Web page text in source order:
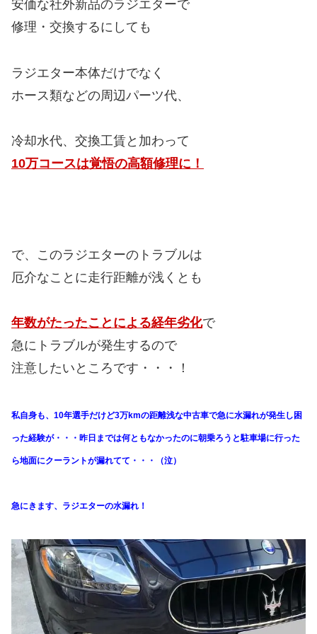
安価な社外新品のラジエターで
修理・交換するにしても
ラジエター本体だけでなく
ホース類などの周辺パーツ代、
冷却水代、交換工賃と加わって
10万コースは覚悟の高額修理に！
で、このラジエターのトラブルは
厄介なことに走行距離が浅くとも
年数がたったことによる経年劣化で
急にトラブルが発生するので
注意したいところです・・・！
私自身も、10年選手だけど3万kmの距離浅な中古車で急に水漏れが発生し困
った経験が・・・昨日までは何ともなかったのに朝乗ろうと駐車場に行った
ら地面にクーラントが漏れてて・・・（泣）
急にきます、ラジエターの水漏れ！